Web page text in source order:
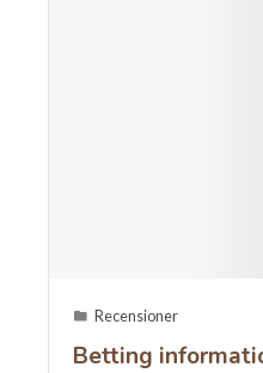
Recensioner
Betting